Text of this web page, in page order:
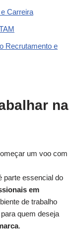
Carreira
Recrutamento e
na
um voo com
parte essencial do
em
de trabalho
quem deseja
.